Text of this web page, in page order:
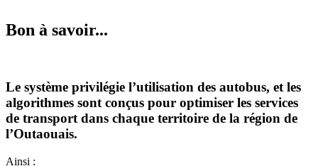
Bon à savoir...
Le système privilégie l’utilisation des autobus, et les
algorithmes sont conçus pour optimiser les services
de transport dans chaque territoire de la région de
l’Outaouais.
Ainsi :